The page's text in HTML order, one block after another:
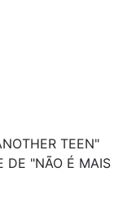
TEEN"
DE "NÃO É MAIS